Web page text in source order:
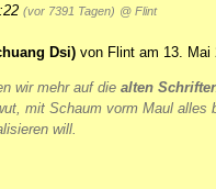
(vor 7391 Tagen) @ Flint
Dsi) von Flint am 13. Mai
wir mehr auf die alten
mit Schaum vorm Maul
will.